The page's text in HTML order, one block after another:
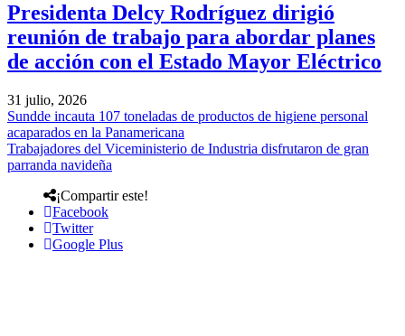
Presidenta Delcy Rodríguez dirigió
reunión de trabajo para abordar planes
de acción con el Estado Mayor Eléctrico
31 julio, 2026
Sundde incauta 107 toneladas de productos de higiene personal
acaparados en la Panamericana
Trabajadores del Viceministerio de Industria disfrutaron de gran
parranda navideña
¡Compartir este!
Facebook
Twitter
Google Plus